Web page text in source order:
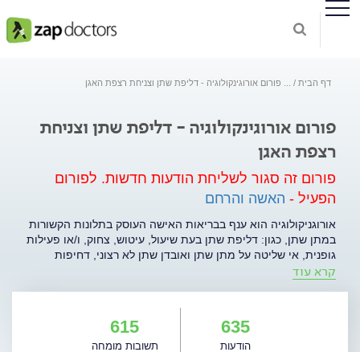
דף הבית פורום אורוגינקולוגיה - דליפת שתן וצניחת רצפת האגן
פורום אורוגינקולוגיה - דליפת שתן וצניחת
רצפת האגן
פורום זה סגור לשליחת הודעות חדשות. לפורום
הפעיל - האשה והרחם
אורוגניקולוגיה הוא ענף בבריאות האישה העוסק בתלונות הקשורות
במתן שתן, כגון: דליפת שתן בעת שיעול, עיטוש, צחוק, ו/או פעילות
גופנית, אי שליטה על מתן שתן ואובדן שתן לא רצוני, דחיפות
ותכיפות במתן שתן, התעוררות משינה בלילה יותר מפעם אחת
מיוחסים לצניחת רחם, צניחת שלפוחית השתן או צניחת הרקטום
דרך פתח הנרתיק החוצה. תופעות אלה גורמות לסבל משמעותי
קרא עוד
635
הודעות
615
תשובות מומחה